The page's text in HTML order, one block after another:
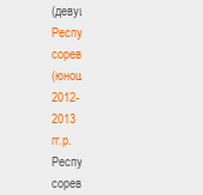
(девушки)
Республиканские
соревнования
(юноши)
2012-
2013
гг.р.
Республиканские
соревнования